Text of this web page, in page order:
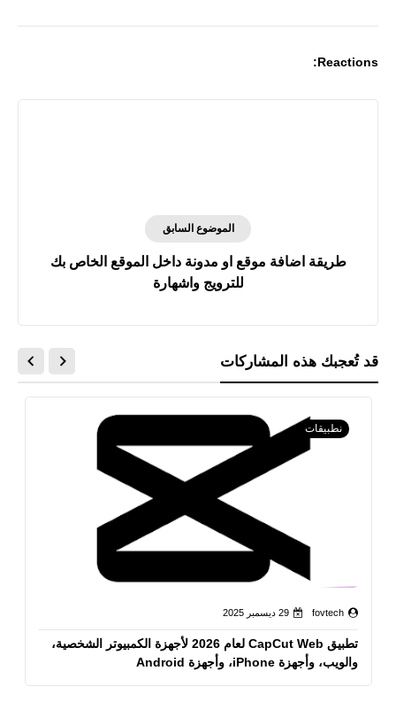
Reactions:
الموضوع السابق
طريقة اضافة موقع او مدونة داخل الموقع الخاص بك
للترويج واشهارة
قد تُعجبك هذه المشاركات
نطبيقات
fovtech 29 ديسمبر 2025
تطبيق CapCut Web لعام 2026 لأجهزة الكمبيوتر الشخصية،
والويب، وأجهزة iPhone، وأجهزة Android